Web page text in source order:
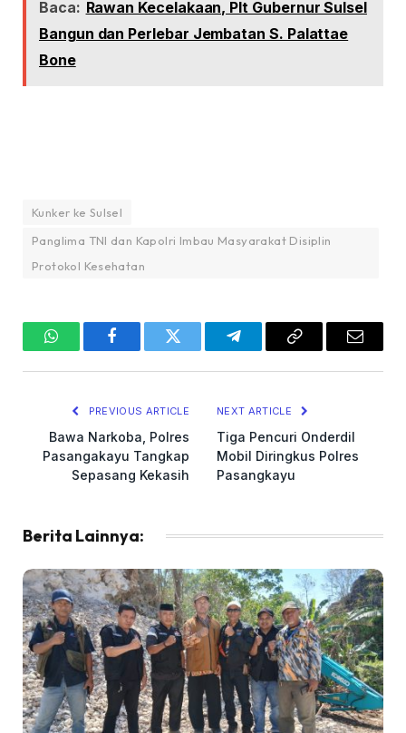
Baca: Rawan Kecelakaan, Plt Gubernur Sulsel
Bangun dan Perlebar Jembatan S. Palattae
Bone
Kunker ke Sulsel
Panglima TNI dan Kapolri Imbau Masyarakat Disiplin
Protokol Kesehatan
WhatsAppFacebookTwitter TelegramCopy
Email
PREVIOUS ARTICLE
Bawa Narkoba, Polres
Pasangakayu Tangkap
Sepasang Kekasih
NEXT ARTICLE
Tiga Pencuri Onderdil
Mobil Diringkus Polres
Pasangkayu
Berita Lainnya: